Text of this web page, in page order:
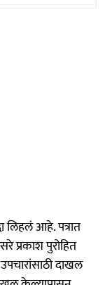
लिहलं आहे. पत्रात
प्रकाश पुरोहित
दाखल